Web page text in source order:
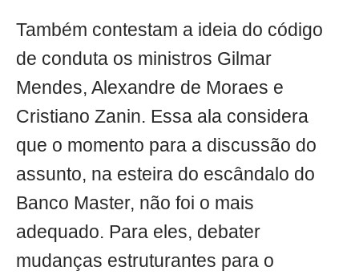
Também contestam a ideia do código
de conduta os ministros Gilmar
Mendes, Alexandre de Moraes e
Cristiano Zanin. Essa ala considera
que o momento para a discussão do
assunto, na esteira do escândalo do
Banco Master, não foi o mais
adequado. Para eles, debater
mudanças estruturantes para o